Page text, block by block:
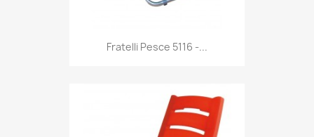
Anteprima
Fratelli Pesce 5116 -...